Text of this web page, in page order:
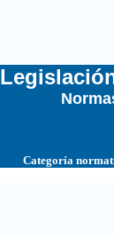
Categoría